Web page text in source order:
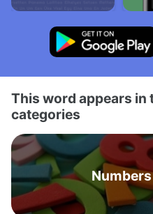
This word appears in
categories